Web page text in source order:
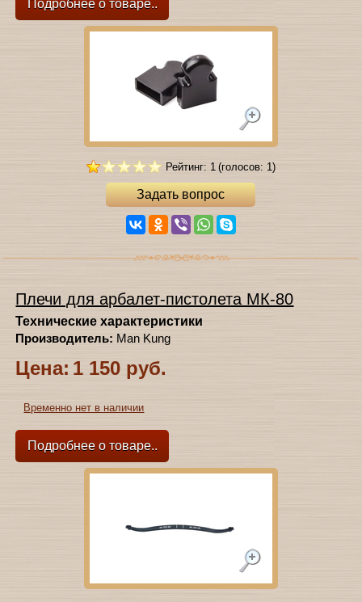
Подробнее о товаре..
Рейтинг: 1 (голосов: 1)
Задать вопрос
Плечи для арбалет-пистолета МК-80
Технические характеристики
Производитель: Man Kung
Цена: 1 150 руб.
Временно нет в наличии
Подробнее о товаре..